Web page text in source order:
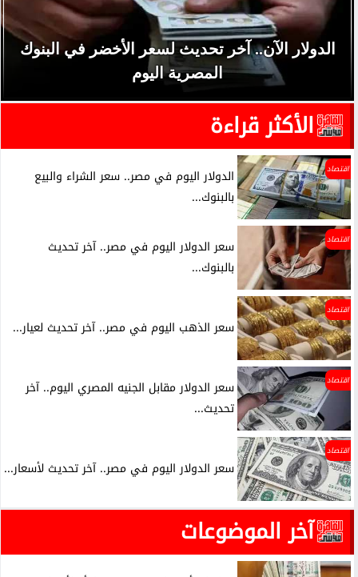
الدولار الآن.. آخر تحديث لسعر الأخضر في البنوك
المصرية اليوم
الأكثر قراءة
اقتصاد
الدولار اليوم في مصر.. سعر الشراء والبيع
بالبنوك...
اقتصاد
سعر الدولار اليوم في مصر.. آخر تحديث
بالبنوك...
اقتصاد
سعر الذهب اليوم في مصر.. آخر تحديث لعيار...
اقتصاد
سعر الدولار مقابل الجنيه المصري اليوم.. آخر
تحديث...
اقتصاد
سعر الدولار اليوم في مصر.. آخر تحديث لأسعار...
آخر الموضوعات